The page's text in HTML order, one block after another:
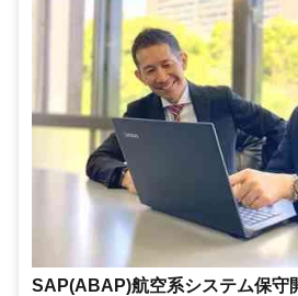
SAP(ABAP)航空系システム保守